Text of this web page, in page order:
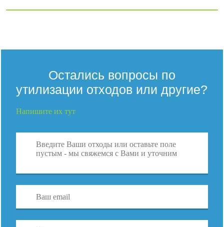
Остались вопросы по
утилизации отходов или другие?
Напишите их тут